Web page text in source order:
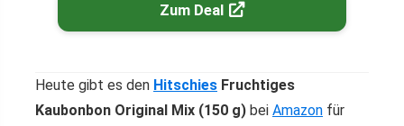
Zum Deal
Heute gibt es den Hitschies Fruchtiges
Kaubonbon Original Mix (150 g) bei Amazon für